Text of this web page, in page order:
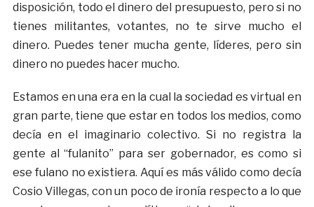
disposición, todo el dinero del presupuesto, pero si no
tienes militantes, votantes, no te sirve mucho el
dinero. Puedes tener mucha gente, líderes, pero sin
dinero no puedes hacer mucho.
Estamos en una era en la cual la sociedad es virtual en
gran parte, tiene que estar en todos los medios, como
decía en el imaginario colectivo. Si no registra la
gente al “fulanito” para ser gobernador, es como si
ese fulano no existiera. Aquí es más válido como decía
Cosio Villegas, con un poco de ironía respecto a lo que